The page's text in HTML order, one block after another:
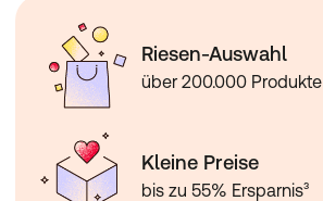
Riesen-Auswahl
über 200.000 Produkte
Kleine Preise
bis zu 55% Ersparnis³